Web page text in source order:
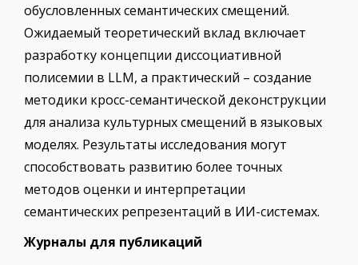
обусловленных семантических смещений.
Ожидаемый теоретический вклад включает
разработку концепции диссоциативной
полисемии в LLM, а практический – создание
методики кросс-семантической деконструкции
для анализа культурных смещений в языковых
моделях. Результаты исследования могут
способствовать развитию более точных
методов оценки и интерпретации
семантических репрезентаций в ИИ-системах.
Журналы для публикаций